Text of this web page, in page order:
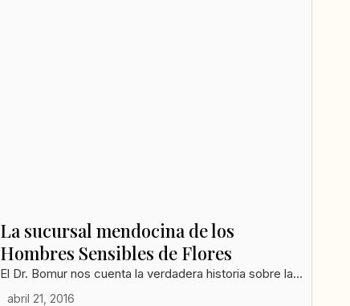
La sucursal mendocina de los
Hombres Sensibles de Flores
El Dr. Bomur nos cuenta la verdadera historia sobre la...
abril 21, 2016